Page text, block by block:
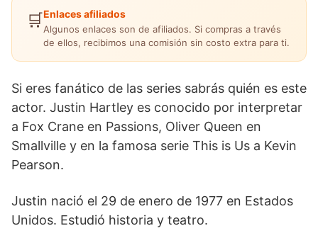
🛒Enlaces afiliados
Algunos enlaces son de afiliados. Si compras a través
de ellos, recibimos una comisión sin costo extra para ti.
Si eres fanático de las series sabrás quién es este
actor. Justin Hartley es conocido por interpretar
a Fox Crane en Passions, Oliver Queen en
Smallville y en la famosa serie This is Us a Kevin
Pearson.
Justin nació el 29 de enero de 1977 en Estados
Unidos. Estudió historia y teatro.